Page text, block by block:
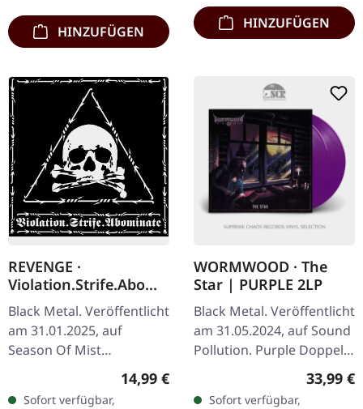
HINZUFÜGEN
HINZUFÜGEN
REVENGE ·
Violation.Strife.Abomi
nate | CD DIGIPAK
Black Metal. Veröffentlicht
am 31.01.2025, auf
Season Of Mist
Underground Activists.
CD im Deluxe-Digipak mit
Regulärer Preis:
14,99 €
Sofort verfügbar,
WORMWOOD · The
Star | PURPLE 2LP
Black Metal. Veröffentlicht
am 31.05.2024, auf Sound
Pollution. Purple Doppel-
Vinyl. Wormwood kehrt
mit "The Star" zurück und
33,99 €
Sofort verfügbar,